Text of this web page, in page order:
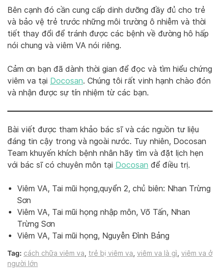
Bên cạnh đó cần cung cấp dinh dưỡng đầy đủ cho trẻ
và bảo vệ trẻ trước những môi trường ô nhiễm và thời
tiết thay đổi để tránh được các bệnh về đường hô hấp
nói chung và viêm VA nói riêng.
Cảm ơn bạn đã dành thời gian để đọc và tìm hiểu chứng
viêm va tại Docosan. Chúng tôi rất vinh hạnh chào đón
và nhận được sự tín nhiệm từ các bạn.
Bài viết được tham khảo bác sĩ và các nguồn tư liệu
đáng tin cậy trong và ngoài nước. Tuy nhiên, Docosan
Team khuyến khích bệnh nhân hãy tìm và đặt lịch hẹn
với bác sĩ có chuyên môn tại Docosan để điều trị.
Viêm VA, Tai mũi họng,quyển 2, chủ biên: Nhan Trừng
Sơn
Viêm VA, Tai mũi họng nhập môn, Võ Tấn, Nhan
Trừng Sơn
Viêm VA, Tai mũi họng, Nguyễn Đình Bảng
Tag: cách chữa viêm va trẻ bị viêm va viêm va là gì viêm va ở
người lớn